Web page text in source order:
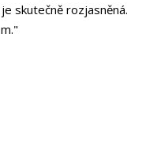
skutečně rozjasněná.